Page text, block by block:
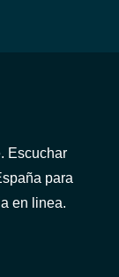
Escuchar
para
en linea.